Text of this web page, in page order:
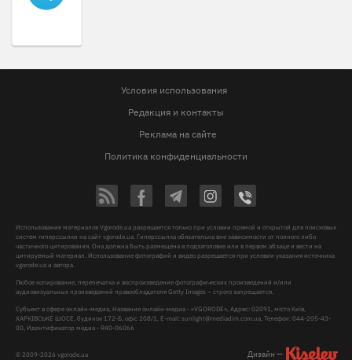
Условия использования
Редакция и контакты
Реклама на сайте
Политика конфиденциальности
© 2009-2026 vgorode.ua
Использование материалов Vgorode.ua разрешается только при условии прямой и открытой для поисковых
систем гиперссылки на сайт vgorode.ua. Гиперссылка обязательна вне зависимости от полного либо
частичного цитирования. Она должна быть размещена в подзаголовке или в первом абзаце и вести на
цитируемый материал. Использование фотографий и видео разрешается при условии указания источника
vgorode.ua и автора.
Любое копирование, перепечатка и воспроизведение фотографических произведений и/или
аудиовизуальных произведений правообладателя Getty Images – строго запрещается.
Субъект в сфере онлайн-медиа, Название онлайн-медиа - «VGORODE», Адрес: 02091, місто Київ,
ХАРКІВСЬКЕ ШОСЕ, будинок 172-Б, офіс 208/1, E-mail:sunlight@mediadim.com.ua, Телефон: 044-205-43-
00, Идентификатор медиа - R40-06066
Дизайн —